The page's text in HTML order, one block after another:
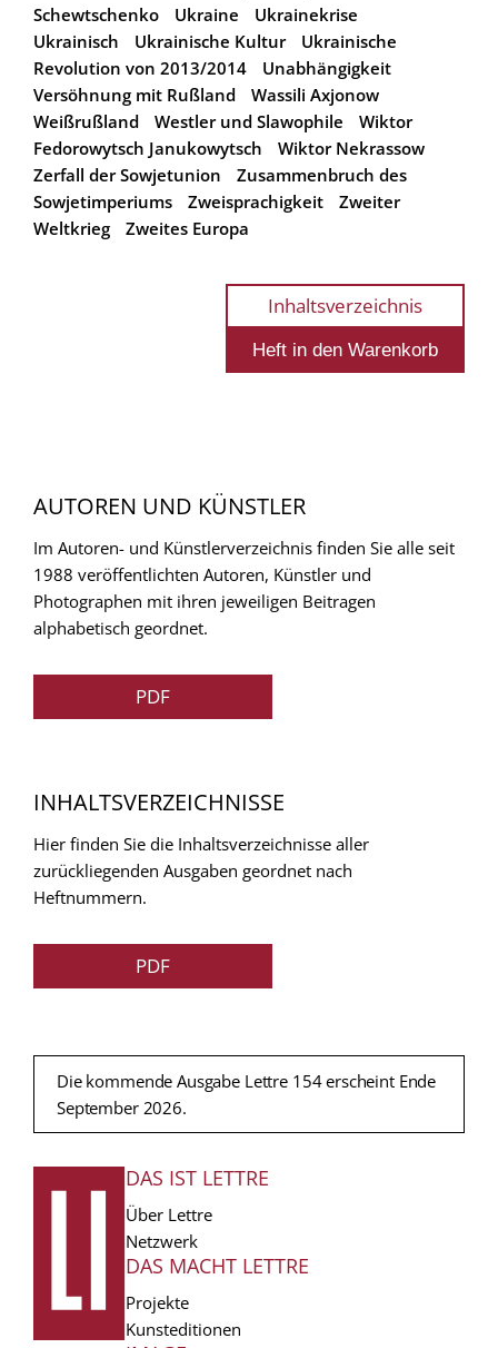
Schewtschenko
Ukraine
Ukrainekrise
Ukrainisch
Ukrainische Kultur
Ukrainische
Revolution von 2013/2014
Unabhängigkeit
Versöhnung mit Rußland
Wassili Axjonow
Weißrußland
Westler und Slawophile
Wiktor
Fedorowytsch Janukowytsch
Wiktor Nekrassow
Zerfall der Sowjetunion
Zusammenbruch des
Sowjetimperiums
Zweisprachigkeit
Zweiter
Weltkrieg
Zweites Europa
Inhaltsverzeichnis
AUTOREN UND KÜNSTLER
Im Autoren- und Künstlerverzeichnis finden Sie alle seit
1988 veröffentlichten Autoren, Künstler und
Photographen mit ihren jeweiligen Beitragen
alphabetisch geordnet.
PDF
INHALTSVERZEICHNISSE
Hier finden Sie die Inhaltsverzeichnisse aller
zurückliegenden Ausgaben geordnet nach
Heftnummern.
PDF
Die kommende Ausgabe Lettre 154 erscheint Ende
September 2026.
FUSSZEILE
DAS IST LETTRE
Über Lettre
Netzwerk
DAS MACHT LETTRE
Projekte
Kunsteditionen